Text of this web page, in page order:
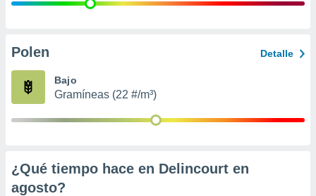
publicidad
de
Polen Detalle
Bajo
Gramíneas (22 #/m³)
¿Qué tiempo hace en Delincourt en
agosto?